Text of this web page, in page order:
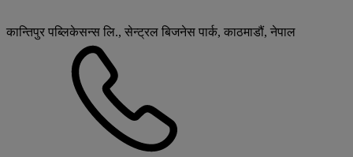
कान्तिपुर पब्लिकेसन्स लि., सेन्ट्रल बिजनेस पार्क, काठमाडौं, नेपाल